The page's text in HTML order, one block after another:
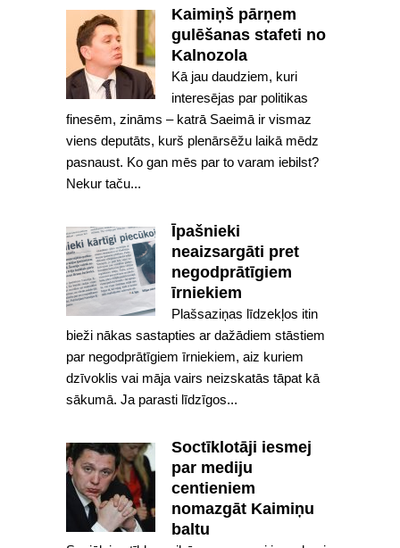
Kaimiņš pārņem
gulēšanas stafeti no
Kalnozola
Kā jau daudziem, kuri
interesējas par politikas
finesēm, zināms – katrā Saeimā ir vismaz
viens deputāts, kurš plenārsēžu laikā mēdz
pasnaust. Ko gan mēs par to varam iebilst?
Nekur taču...
Īpašnieki
neaizsargāti pret
negodprātīgiem
īrniekiem
Plašsaziņas līdzekļos itin
bieži nākas sastapties ar dažādiem stāstiem
par negodprātīgiem īrniekiem, aiz kuriem
dzīvoklis vai māja vairs neizskatās tāpat kā
sākumā. Ja parasti līdzīgos...
Soctīklotāji iesmej
par mediju
centieniem
nomazgāt Kaimiņu
baltu